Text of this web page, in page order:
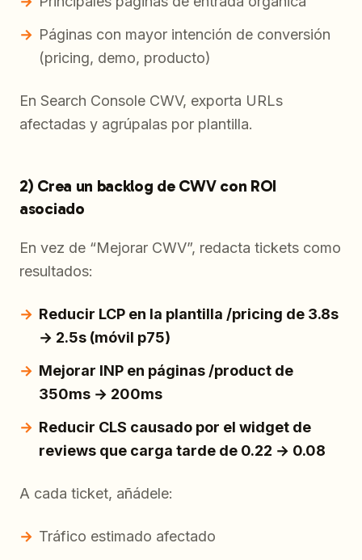
Páginas con mayor intención de conversión
(pricing, demo, producto)
En Search Console CWV, exporta URLs
afectadas y agrúpalas por plantilla.
2) Crea un backlog de CWV con ROI
asociado
En vez de “Mejorar CWV”, redacta tickets como
resultados:
Reducir LCP en la plantilla /pricing de 3.8s
→ 2.5s (móvil p75)
Mejorar INP en páginas /product de
350ms → 200ms
Reducir CLS causado por el widget de
reviews que carga tarde de 0.22 → 0.08
A cada ticket, añádele:
Tráfico estimado afectado